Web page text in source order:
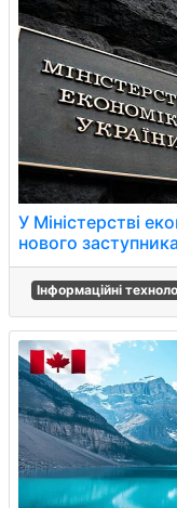
У Міністерстві
нового
Інформаційні